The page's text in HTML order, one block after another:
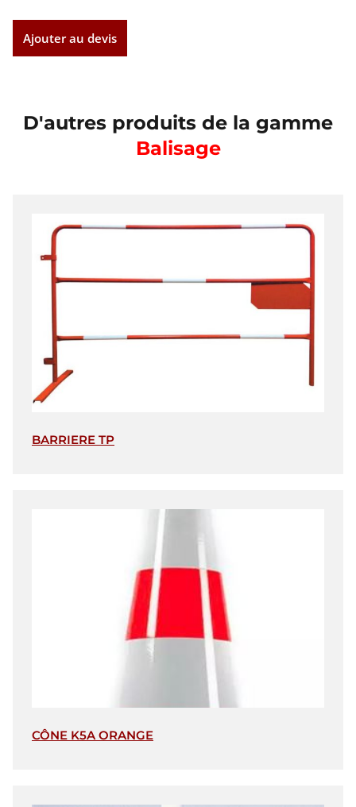
Ajouter au devis
D'autres produits de la gamme
Balisage
BARRIERE TP
CÔNE K5A ORANGE